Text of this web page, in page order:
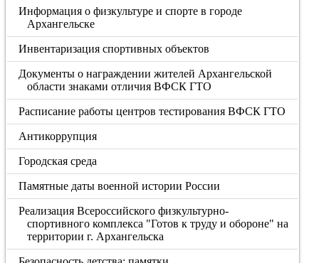
Информация о физкультуре и спорте в городе
Архангельске
Инвентаризация спортивных объектов
Документы о награждении жителей Архангельской
области знаками отличия ВФСК ГТО
Расписание работы центров тестирования ВФСК ГТО
Антикоррупция
Городская среда
Памятные даты военной истории России
Реализация Всероссийского физкультурно-
спортивного комплекса "Готов к труду и обороне" на
территории г. Архангельска